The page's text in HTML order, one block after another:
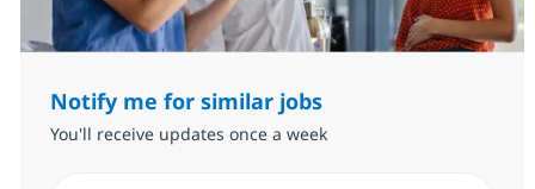
Notify me for similar jobs
You'll receive updates once a week